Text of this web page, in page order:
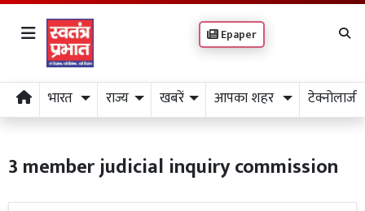
Epaper
भारत राज्य खबरें आपका शहर टेक्नोलाजी
3 member judicial inquiry commission